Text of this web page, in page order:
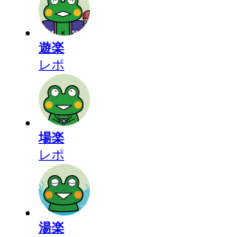
遊楽
レポ
場楽
レポ
湯楽